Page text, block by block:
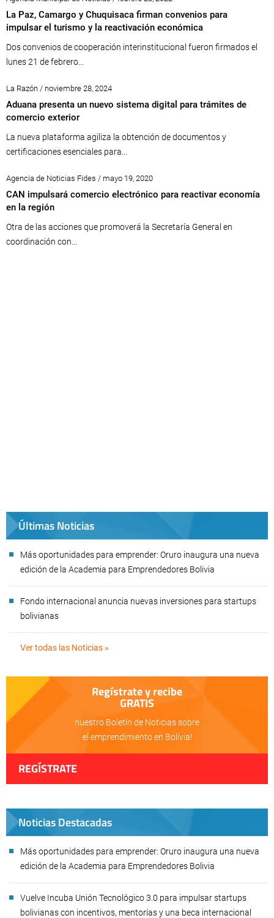
La Paz, Camargo y Chuquisaca firman convenios para
impulsar el turismo y la reactivación económica
Dos convenios de cooperación interinstitucional fueron firmados el
lunes 21 de febrero...
La Razón / noviembre 28, 2024
Aduana presenta un nuevo sistema digital para trámites de
comercio exterior
La nueva plataforma agiliza la obtención de documentos y
certificaciones esenciales para...
Agencia de Noticias Fides / mayo 19, 2020
CAN impulsará comercio electrónico para reactivar economía
en la región
Otra de las acciones que promoverá la Secretaría General en
coordinación con...
Últimas Noticias
Más oportunidades para emprender: Oruro inaugura una nueva
edición de la Academia para Emprendedores Bolivia
Fondo internacional anuncia nuevas inversiones para startups
bolivianas
Ver todas las Noticias »
Regístrate y recibe
GRATIS
nuestro Boletín de Noticias sobre
el emprendimiento en Bolivia!
REGÍSTRATE
Noticias Destacadas
Más oportunidades para emprender: Oruro inaugura una nueva
edición de la Academia para Emprendedores Bolivia
Vuelve Incuba Unión Tecnológico 3.0 para impulsar startups
bolivianas con incentivos, mentorías y una beca internacional